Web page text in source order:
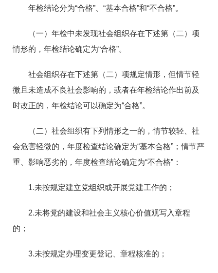
年检结论分为“合格”、“基本合格”和“不合格”。
（一）年检中未发现社会组织存在下述第（二）项
情形的，年检结论确定为“合格”。
社会组织存在下述第（二）项规定情形，但情节轻
微且未造成不良社会影响的，或者在年检结论作出前及
时改正的，年检结论可以确定为“合格”。
（二）社会组织有下列情形之一的，情节较轻、社
会危害轻微的，年度检查结论确定为“基本合格”；情节严
重、影响恶劣的，年度检查结论确定为“不合格”：
1.未按规定建立党组织或开展党建工作的；
2.未将党的建设和社会主义核心价值观写入章程
的；
3.未按规定办理变更登记、章程核准的；